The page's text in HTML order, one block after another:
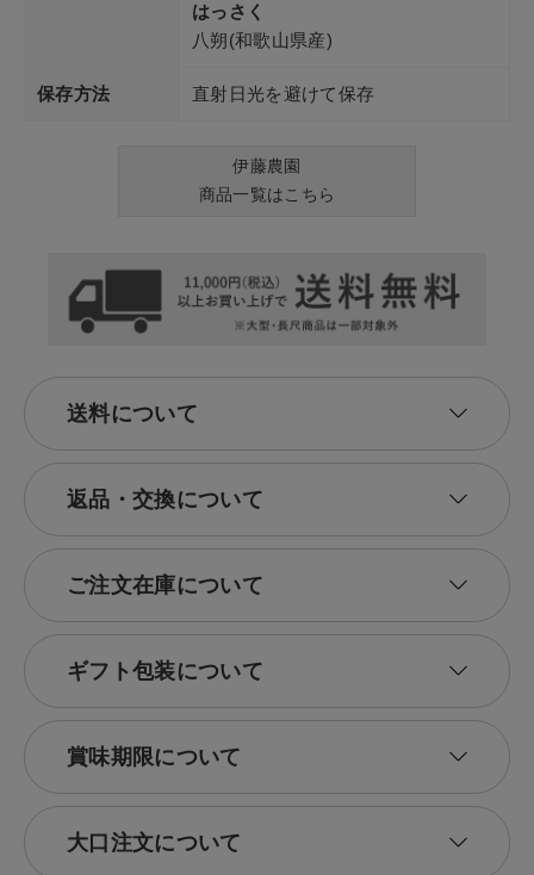
はっさく
八朔(和歌山県産)
保存方法 直射日光を避けて保存
伊藤農園
商品一覧はこちら
送料について
返品・交換について
ご注文在庫について
ギフト包装について
賞味期限について
大口注文について